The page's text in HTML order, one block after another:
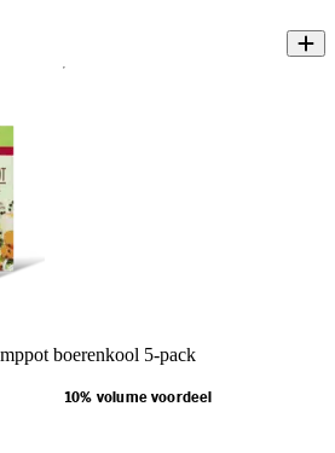
boerenkool 5-pack
10% volume voordeel